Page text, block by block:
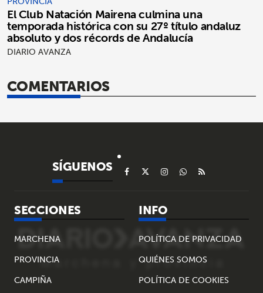
El Club Natación Mairena culmina una
temporada histórica con su 27º título andaluz
absoluto y dos récords de Andalucía
DIARIO AVANZA
COMENTARIOS
SÍGUENOS
SECCIONES
MARCHENA
PROVINCIA
CAMPIÑA
INFO
POLÍTICA DE PRIVACIDAD
QUIÉNES SOMOS
POLÍTICA DE COOKIES